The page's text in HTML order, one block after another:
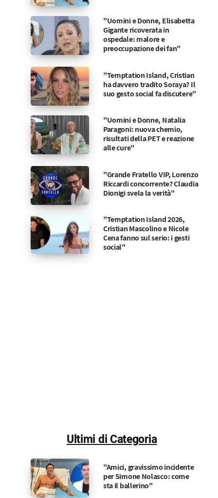
"Uomini e Donne, Elisabetta
Gigante ricoverata in
ospedale: malore e
preoccupazione dei fan"
"Temptation Island, Cristian
ha davvero tradito Soraya? Il
suo gesto social fa discutere"
"Uomini e Donne, Natalia
Paragoni: nuova chemio,
risultati della PET e reazione
alle cure"
"Grande Fratello VIP, Lorenzo
Riccardi concorrente? Claudia
Dionigi svela la verità"
"Temptation Island 2026,
Cristian Mascolino e Nicole
Cena fanno sul serio: i gesti
social"
Ultimi di Categoria
"Amici, gravissimo incidente
per Simone Nolasco: come
sta il ballerino"